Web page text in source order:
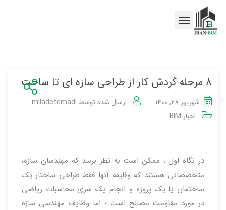
۸ مرحله گردش کار از طراحی سازه ای تا ساخت
شهریور 28, 1400 ارسال شده توسط miladetemadi
اخبار BIM
در نگاه اول ، ممکن است به نظر برسد که مهندسان سازه،
متخصصانی هستند که وظیفه آنها فقط طراحی ساختار یک
ساختمان یا یک پروژه و انجام یک سری محاسبات ریاضی
در مورد مقاومت مصالح است ؛ اما وظایف مهندسی سازه